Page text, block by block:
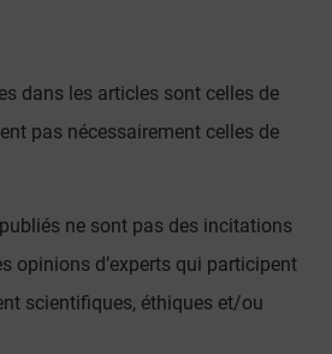
dans les articles sont celles de
pas nécessairement celles de
ne sont pas des incitations
opinions d’experts qui participent
scientifiques, éthiques et/ou